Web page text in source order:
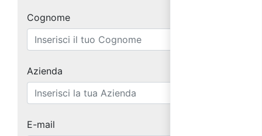
Cognome
Azienda
E-mail